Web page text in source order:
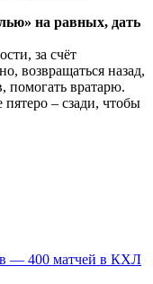
на равных, дать
за счёт
возвращаться назад,
помогать вратарю.
– сзади, чтобы
— 400 матчей в КХЛ